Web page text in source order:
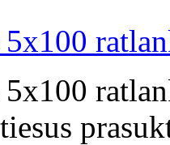
5x100
5x100